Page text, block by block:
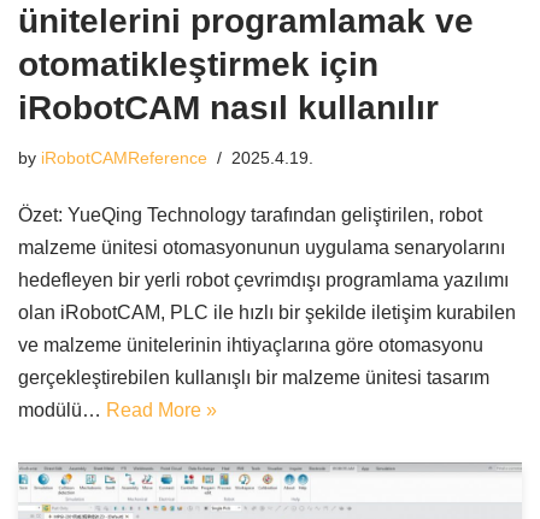
ünitelerini programlamak ve
otomatikleştirmek için
iRobotCAM nasıl kullanılır
by iRobotCAMReference 2025.4.19.
Özet: YueQing Technology tarafından geliştirilen, robot
malzeme ünitesi otomasyonunun uygulama senaryolarını
hedefleyen bir yerli robot çevrimdışı programlama yazılımı
olan iRobotCAM, PLC ile hızlı bir şekilde iletişim kurabilen
ve malzeme ünitelerinin ihtiyaçlarına göre otomasyonu
gerçekleştirebilen kullanışlı bir malzeme ünitesi tasarım
modülü… Read More »